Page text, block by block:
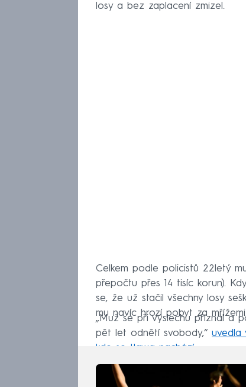
losy a bez zaplacení zmizel.
Celkem podle policistů 22letý
přepočtu přes 14 tisíc korun).
se, že už stačil všechny losy
mu navíc hrozí pobyt za
„Muž se při výslechu přiznal a
pět let odnětí svobody,“ uvedla
kde se Iława nachází.